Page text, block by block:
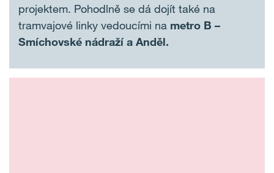
projektem. Pohodlně se dá dojít také na
tramvajové linky vedoucími na metro B –
Smíchovské nádraží a Anděl.